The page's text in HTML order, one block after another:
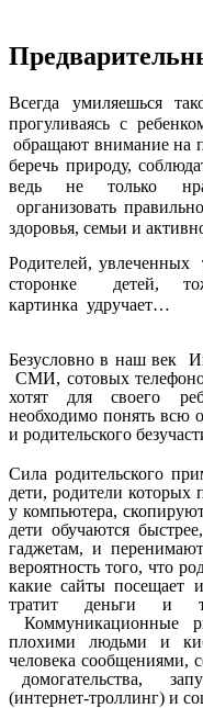
Всегда умиляешься
прогуливаясь с
обращают внимание на
беречь природу,
ведь не только
организовать
здоровья, семьи и
Родителей,
сторонке детей,
картинка удручает…
Безусловно в наш век
СМИ, сотовых
хотят для своего
необходимо понять всю
и родительского
Сила родительского
дети, родители
у компьютера,
дети обучаются
гаджетам, и
вероятность того, что
какие сайты посещает
тратит деньги
Коммуникационные
плохими людьми и
человека сообщениями,
домогательства,
(интернет-троллинг) и